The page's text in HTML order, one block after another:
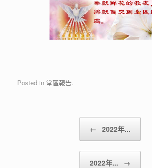
Posted in 堂區報告.
Post navigation
← 2022年...
2022年... →